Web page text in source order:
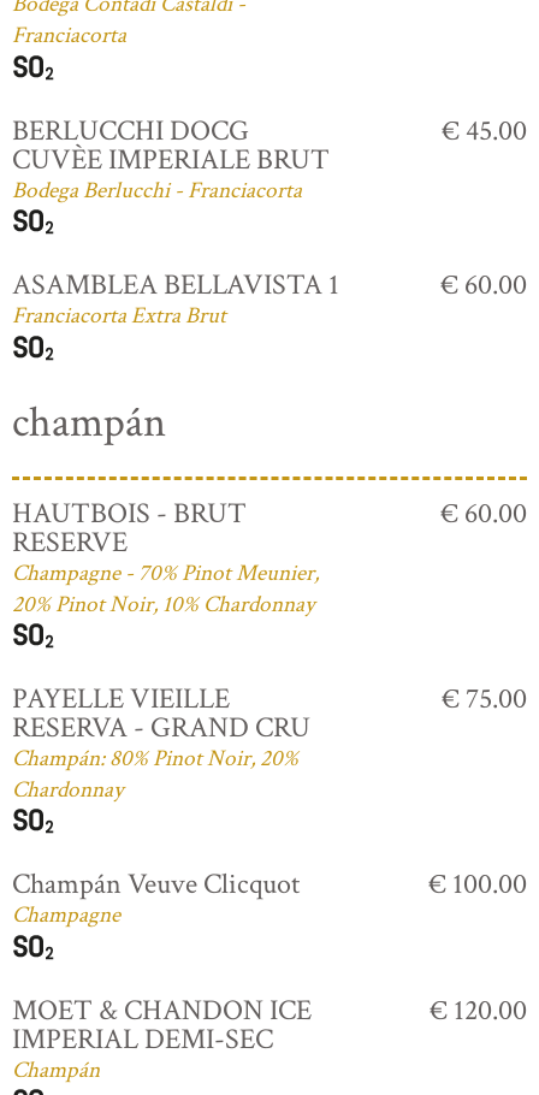
Franciacorta
BERLUCCHI DOCG
CUVÈE IMPERIALE BRUT
Bodega Berlucchi - Franciacorta
€ 45.00
ASAMBLEA BELLAVISTA 1
Franciacorta Extra Brut
€ 60.00
champán
HAUTBOIS - BRUT
RESERVE
Champagne - 70% Pinot Meunier,
20% Pinot Noir, 10% Chardonnay
€ 60.00
PAYELLE VIEILLE
RESERVA - GRAND CRU
Champán: 80% Pinot Noir, 20%
Chardonnay
€ 75.00
Champán Veuve Clicquot
Champagne
€ 100.00
MOET & CHANDON ICE
IMPERIAL DEMI-SEC
Champán
€ 120.00